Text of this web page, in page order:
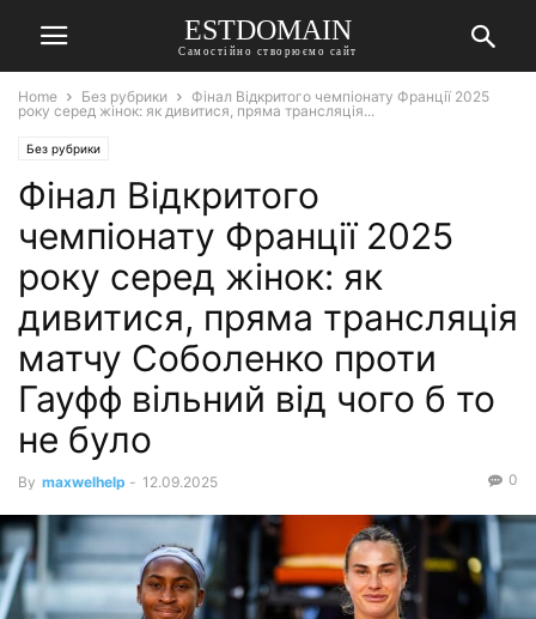
ESTDOMAIN
Самостійно створюємо сайт
Home Без рубрики
Фінал Відкритого чемпіонату Франції 2025
року серед жінок: як дивитися, пряма трансляція...
Без рубрики
Фінал Відкритого
чемпіонату Франції 2025
року серед жінок: як
дивитися, пряма трансляція
матчу Соболенко проти
Гауфф вільний від чого б то
не було
By maxwelhelp - 12.09.2025 0